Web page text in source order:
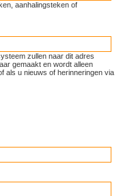
aanhalingsteken of
zullen naar dit adres
gemaakt en wordt alleen
als u nieuws of herinneringen via